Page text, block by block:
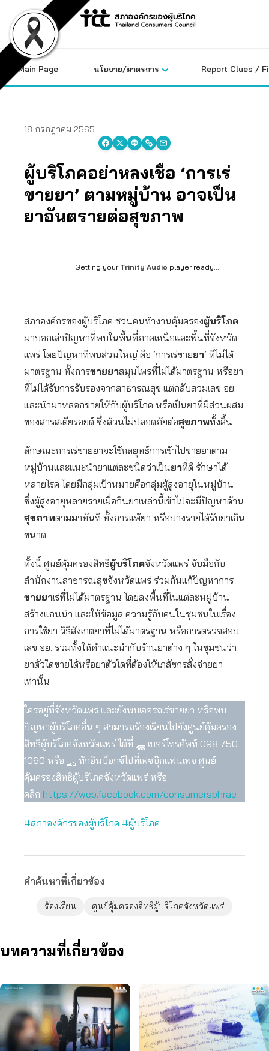
content
Main Page นโยบาย/มาตรการ Report Clues /
18 กรกฎาคม 2565
ผู้บริโภคอย่าหลงเชื่อ ‘การเร่
ขายยา’ ตามหมู่บ้าน อาจเป็น
ยาอันตรายต่อสุขภาพ
Getting your Trinity Audio player ready...
สภาองค์กรของผู้บริโภค ชวนคนทำงานคุ้มครองผู้บริโภค
มาบอกเล่าปัญหาที่พบในพื้นที่ภาคเหนือและพื้นที่จังหวัด
แพร่ โดยปัญหาที่พบส่วนใหญ่ คือ ‘การเร่ขายยา‘ ที่ไม่ได้
มาตรฐาน ทั้งการขายยาสมุนไพรที่ไม่ได้มาตรฐาน หรือยา
ที่ไม่ได้รับการรับรองจากสาธารณสุข แต่กลับสวมเลข อย.
และนำมาหลอกขายให้กับผู้บริโภค หรือเป็นยาที่มีส่วนผสม
ของสารสเตียรอยด์ ซึ่งล้วนไม่ปลอดภัยต่อสุขภาพทั้งสิ้น
ลักษณะการเร่ขายยาจะใช้กลยุทธ์การเข้าไปขายยาตาม
หมู่บ้านและแนะนำยาแต่ละชนิดว่าเป็นยาที่ดี รักษาได้
หลายโรค โดยมีกลุ่มเป้าหมายคือกลุ่มผู้สูงอายุในหมู่บ้าน
ซึ่งผู้สูงอายุหลายรายเมื่อกินยาเหล่านี้เข้าไปจะมีปัญหาด้าน
สุขภาพตามมาทันที ทั้งการแพ้ยา หรือบางรายได้รับยาเกิน
ขนาด
ทั้งนี้ ศูนย์คุ้มครองสิทธิผู้บริโภคจังหวัดแพร่ จับมือกับ
สำนักงานสาธารณสุขจังหวัดแพร่ ร่วมกันแก้ปัญหาการ
ขายยาเร่ที่ไม่ได้มาตรฐาน โดยลงพื้นที่ในแต่ละหมู่บ้าน
สร้างแกนนำ และให้ข้อมูล ความรู้กับคนในชุมชนในเรื่อง
การใช้ยา วิธีสังเกตยาที่ไม่ได้มาตรฐาน หรือการตรวจสอบ
เลข อย. รวมทั้งให้คำแนะนำกับร้านยาต่าง ๆ ในชุมชนว่า
ยาตัวใดขายได้หรือยาตัวใดที่ต้องให้เภสัชกรสั่งจ่ายยา
เท่านั้น
ใครอยู่ที่จังหวัดแพร่ และยังพบเจอรถเร่ขายยา หรือพบ
ปัญหาผู้บริโภคอื่น ๆ สามารถร้องเรียนไปยังศูนย์คุ้มครอง
สิทธิผู้บริโภคจังหวัดแพร่ ได้ที่
เบอร์โทรศัพท์ 098 750
1060 หรือ
ทักอินบ็อกซ์ไปที่เฟซบุ๊กแฟนเพจ ศูนย์
คุ้มครองสิทธิผู้บริโภคจังหวัดแพร่ หรือ
คลิก https://web.facebook.com/consumersphrae
#สภาองค์กรของผู้บริโภค #ผู้บริโภค
คำค้นหาที่เกี่ยวข้อง
ร้องเรียน ศูนย์คุ้มครองสิทธิผู้บริโภคจังหวัดแพร่
บทความที่เกี่ยวข้อง